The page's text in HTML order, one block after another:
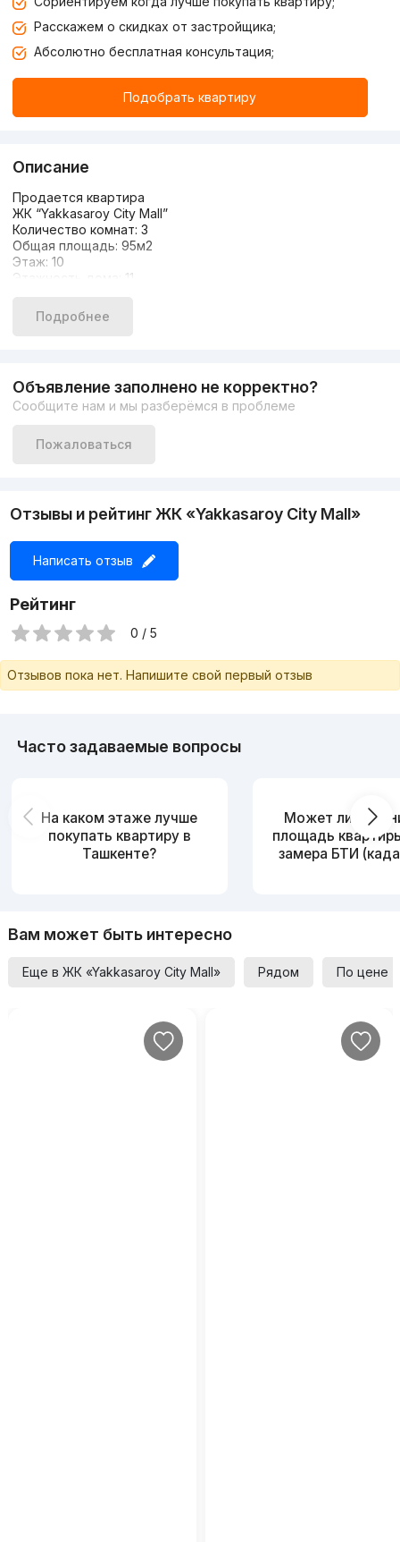
Расскажем о скидках от застройщика;
Абсолютно бесплатная консультация;
Подобрать квартиру
Описание
Продается квартира
ЖК “Yakkasaroy City Mall”
Количество комнат: 3
Общая площадь: 95м2
Этаж: 10
Этажность дома: 11
С мебелью и техникой
Кадастр имеется
Подробнее
Объявление заполнено не корректно?
Сообщите нам и мы разберёмся в проблеме
Пожаловаться
Отзывы и рейтинг ЖК «Yakkasaroy City Mall»
Написать отзыв
Рейтинг
0 / 5
Отзывов пока нет. Напишите свой первый отзыв
Часто задаваемые вопросы
На каком этаже лучше
покупать квартиру в
Ташкенте?
Может ли
площадь
замера БТИ
Вам может быть интересно
Еще в ЖК «Yakkasaroy City Mall» Рядом По цене